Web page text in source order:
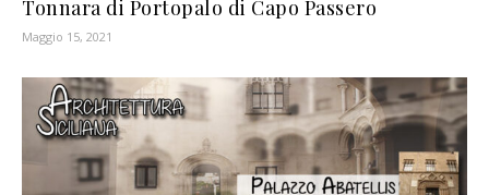
Tonnara di Portopalo di Capo Passero
Maggio 15, 2021